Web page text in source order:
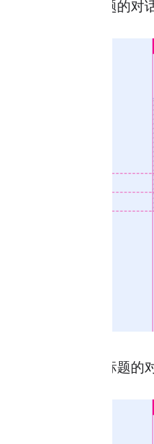
无标题的对
带有标题的